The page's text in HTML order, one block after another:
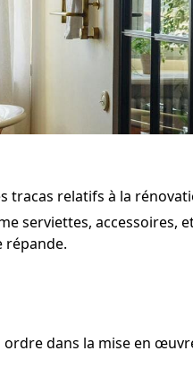
tracas relatifs à la
serviettes, accessoires,
répande.
dans la mise en